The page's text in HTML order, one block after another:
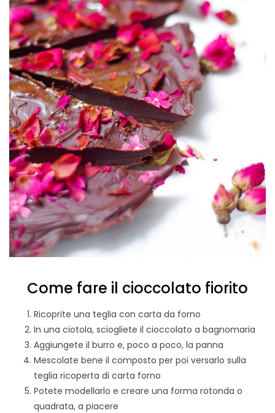
Come fare il cioccolato fiorito
Ricoprite una teglia con carta da forno
In una ciotola, sciogliete il cioccolato a bagnomaria
Aggiungete il burro e, poco a poco, la panna
Mescolate bene il composto per poi versarlo sulla
teglia ricoperta di carta forno
Potete modellarlo e creare una forma rotonda o
quadrata, a piacere